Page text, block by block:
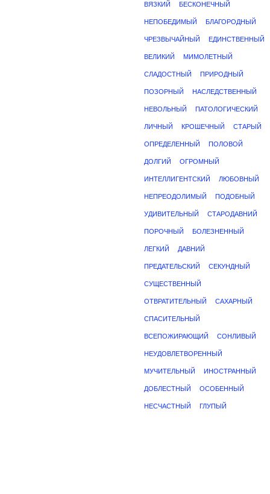
ВЯЗКИЙ БЕСКОНЕЧНЫЙ
НЕПОБЕДИМЫЙ БЛАГОРОДНЫЙ
ЧРЕЗВЫЧАЙНЫЙ ЕДИНСТВЕННЫЙ
ВЕЛИКИЙ МИМОЛЕТНЫЙ
СЛАДОСТНЫЙ ПРИРОДНЫЙ
ПОЗОРНЫЙ НАСЛЕДСТВЕННЫЙ
НЕВОЛЬНЫЙ ПАТОЛОГИЧЕСКИЙ
ЛИЧНЫЙ КРОШЕЧНЫЙ СТАРЫЙ
ОПРЕДЕЛЕННЫЙ ПОЛОВОЙ
ДОЛГИЙ ОГРОМНЫЙ
ИНТЕЛЛИГЕНТСКИЙ ЛЮБОВНЫЙ
НЕПРЕОДОЛИМЫЙ ПОДОБНЫЙ
УДИВИТЕЛЬНЫЙ СТАРОДАВНИЙ
ПОРОЧНЫЙ БОЛЕЗНЕННЫЙ
ЛЕГКИЙ ДАВНИЙ
ПРЕДАТЕЛЬСКИЙ СЕКУНДНЫЙ
СУЩЕСТВЕННЫЙ
ОТВРАТИТЕЛЬНЫЙ САХАРНЫЙ
СПАСИТЕЛЬНЫЙ
ВСЕПОЖИРАЮЩИЙ СОНЛИВЫЙ
НЕУДОВЛЕТВОРЕННЫЙ
МУЧИТЕЛЬНЫЙ ИНОСТРАННЫЙ
ДОБЛЕСТНЫЙ ОСОБЕННЫЙ
НЕСЧАСТНЫЙ ГЛУПЫЙ